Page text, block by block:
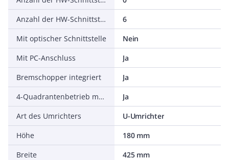
Anzahl der HW-Schnittstellen sonstige
6
Mit optischer Schnittstelle
Nein
Mit PC-Anschluss
Ja
Bremschopper integriert
Ja
4-Quadrantenbetrieb möglich
Ja
Art des Umrichters
U-Umrichter
Höhe
180 mm
Breite
425 mm